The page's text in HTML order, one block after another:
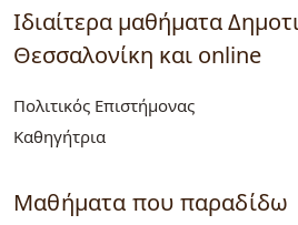
Ιδιαίτερα μαθήματα
Θεσσαλονίκη και online
Πολιτικός Επιστήμονας
Καθηγήτρια
Μαθήματα που παραδίδω